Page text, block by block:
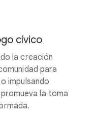
cívico
la creación
para
impulsando
la toma